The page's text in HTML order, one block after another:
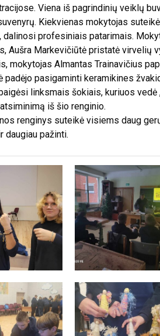
Viena iš pagrindinių veiklų
Kiekvienas mokytojas
dalinosi profesiniais patarimais.
Aušra Markevičiūtė pristatė virvelių
mokytojas Almantas Trainavičius
padėjo pasigaminti keramikines
linksmais šokiais, kuriuos
iš šio renginio.
renginys suteikė visiems daug
daugiau pažinti.